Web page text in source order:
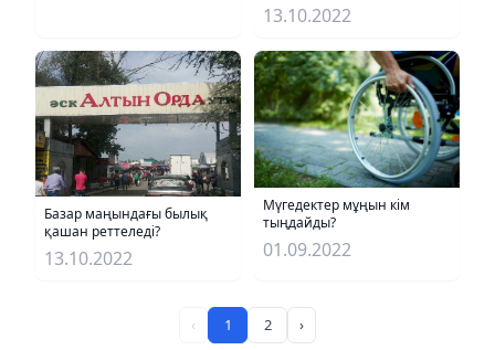
13.10.2022
Базар маңындағы былық
қашан реттеледі?
13.10.2022
Мүгедектер мұңын кім
тыңдайды?
01.09.2022
‹ 1 2 ›